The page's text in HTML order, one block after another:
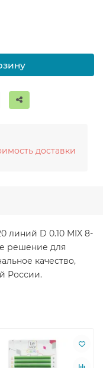
доставки
линий D 0.10 MIX 8-
решение для
качество,
России.